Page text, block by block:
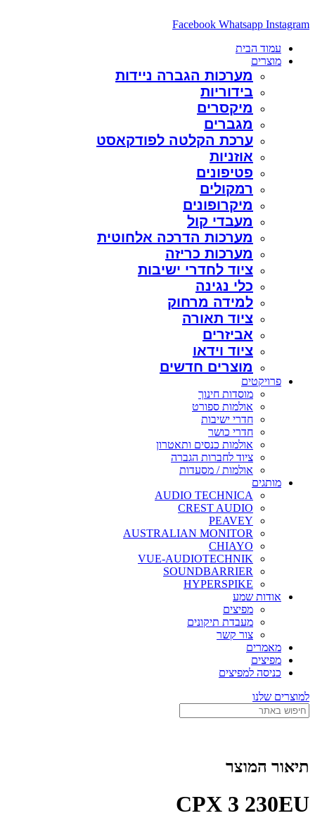
לתוכן
Facebook Whatsapp Instagram
עמוד הבית
מוצרים
מערכות הגברה ניידות
בידוריות
מיקסרים
מגברים
ערכת הקלטה לפודקאסט
אוזניות
פטיפונים
רמקולים
מיקרופונים
מעבדי קול
מערכות הדרכה אלחוטית
מערכות כריזה
ציוד לחדרי ישיבות
כלי נגינה
למידה מרחוק
ציוד תאורה
אביזרים
ציוד וידאו
מוצרים חדשים
פרויקטים
מוסדות חינוך
אולמות ספורט
חדרי ישיבות
חדרי כושר
אולמות כנסים ותאטרון
ציוד לחברות הגברה
אולמות / מסעדות
מותגים
AUDIO TECHNICA
CREST AUDIO
PEAVEY
AUSTRALIAN MONITOR
CHIAYO
VUE-AUDIOTECHNIK
SOUNDBARRIER
HYPERSPIKE
אודות שמע
מפיצים
מעבדת תיקונים
צור קשר
מאמרים
מפיצים
כניסה למפיצים
למוצרים שלנו
תיאור המוצר
CPX 3 230EU